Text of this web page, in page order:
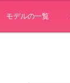
モデルの一覧